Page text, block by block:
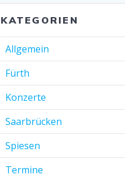
KATEGORIEN
Allgemein
Fürth
Konzerte
Saarbrücken
Spiesen
Termine